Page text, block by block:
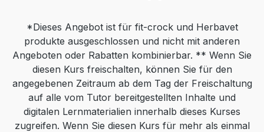
Schalen angeboten werden.
Traubenkernmehl, Algenkalk, Brennnesselkraut,
Birkenblatt, Mariendistelkraut, Löwenzahn,
Malzkeime, Seealgenmehl, RosmarinAnalytische
Bestandteile und Gehalte: Rohprotein 19,90%,
Rohfett 7,50%, Rohfaser 8,50%, Rohasche
4,80%, Calcium 1,35%, Phosphor 0,75%
des Hundes. Sie sollten jedoch den individuellen
Bedürfnissen des Hundes angepasst werden, da
der Bedarf je nach Rasse, Alter und Größe des
Hundes, Bewegungsleistung, Umwelteinflüssen
variieren kann. Frisches Wasser sollte immer zur
Verfügung stehen.Kühl und trocken lagern. Vor
direkter Sonneneinstrahlung
schützen.Zusammensetzung: Fleisch und
*Dieses Angebot ist für fit-crock und Herbavet
produkte ausgeschlossen und nicht mit anderen
Angeboten oder Rabatten kombinierbar. ** Wenn Sie
diesen Kurs freischalten, können Sie für den
angegebenen Zeitraum ab dem Tag der Freischaltung
auf alle vom Tutor bereitgestellten Inhalte und
digitalen Lernmaterialien innerhalb dieses Kurses
zugreifen. Wenn Sie diesen Kurs für mehr als einmal